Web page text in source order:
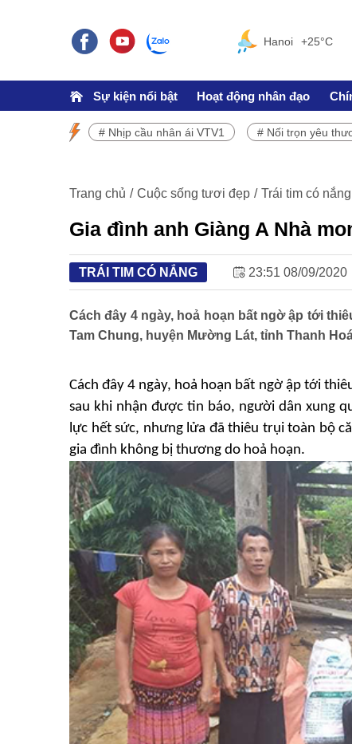
Hanoi +25°C
Sự kiện nổi bật Hoạt động nhân đạo
SỰ KIỆN NỔI BẬT
TRÁCH NHIỆM CỘNG ĐỒNG
Doanh nghiệp - Doanh nhân
BẠN ĐỌC
# Nhịp cầu nhân ái VTV1 # Nối trọn yêu
Trang chủ Cuộc sống tươi đẹp Trái tim có nắng
Gia đình anh Giàng A Nhà
TRÁI TIM CÓ NẮNG 23:51 08/09/2020
Cách đây 4 ngày, hoả hoạn bất ngờ ập tới
Tam Chung, huyện Mường Lát, tỉnh Thanh
Cách đây 4 ngày, hoả hoạn bất ngờ ập tới
sau khi nhận được tin báo, ngườidân xung
lực hết sức, nhưng lửa đã thiêu trụi toàn bộ
gia đình không bị thương do hoả hoạn.